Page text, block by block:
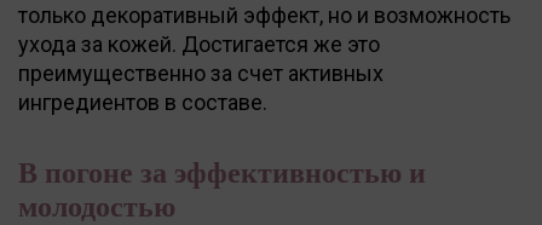
только декоративный эффект, но и возможность
ухода за кожей. Достигается же это
преимущественно за счет активных
ингредиентов в составе.
В погоне за эффективностью и
молодостью